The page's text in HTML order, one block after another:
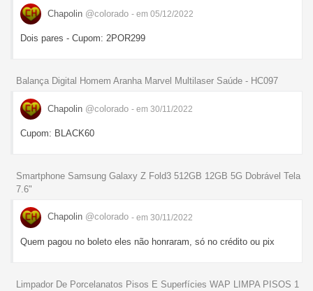
Chapolin @colorado - em 05/12/2022
Dois pares - Cupom: 2POR299
Balança Digital Homem Aranha Marvel Multilaser Saúde - HC097
Chapolin @colorado - em 30/11/2022
Cupom: BLACK60
Smartphone Samsung Galaxy Z Fold3 512GB 12GB 5G Dobrável Tela
7.6"
Chapolin @colorado - em 30/11/2022
Quem pagou no boleto eles não honraram, só no crédito ou pix
Limpador De Porcelanatos Pisos E Superfícies WAP LIMPA PISOS 1